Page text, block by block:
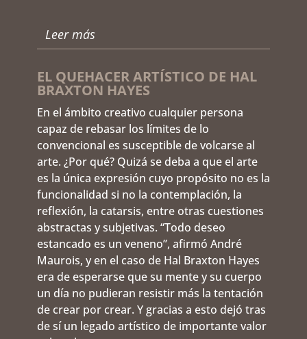
Leer más
EL QUEHACER ARTÍSTICO DE HAL
BRAXTON HAYES
En el ámbito creativo cualquier persona
capaz de rebasar los límites de lo
convencional es susceptible de volcarse al
arte. ¿Por qué? Quizá se deba a que el arte
es la única expresión cuyo propósito no es la
funcionalidad si no la contemplación, la
reflexión, la catarsis, entre otras cuestiones
abstractas y subjetivas. “Todo deseo
estancado es un veneno”, afirmó André
Maurois, y en el caso de Hal Braxton Hayes
era de esperarse que su mente y su cuerpo
un día no pudieran resistir más la tentación
de crear por crear. Y gracias a esto dejó tras
de sí un legado artístico de importante valor